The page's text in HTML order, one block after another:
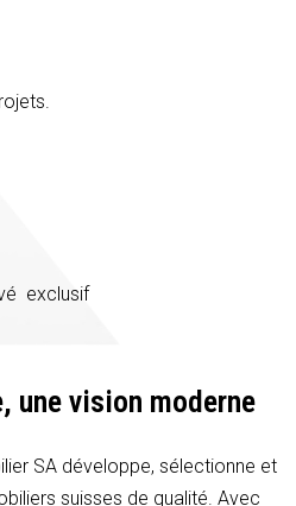
exclusif
une vision moderne
SA développe, sélectionne et
suisses de qualité. Avec